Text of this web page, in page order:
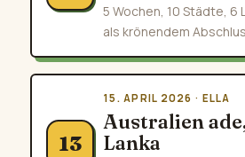
5 Wochen, 10 Städte, 6
als krönendem
13
15. APRIL 2026 · ELLA
Australien
Lanka